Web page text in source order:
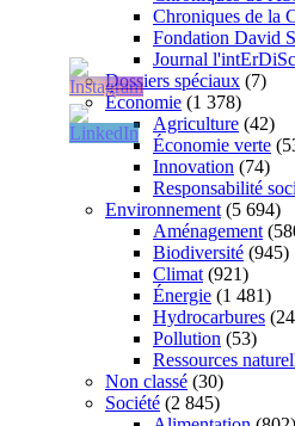
Chroniques de la
Fondation David
Journal
Dossiers spéciaux (7)
Économie (1 378)
Agriculture (42)
Économie verte
Innovation (74)
Responsabilité
Environnement (5 694)
Aménagement
Biodiversité (945)
Climat (921)
Énergie (1 481)
Hydrocarbures
Pollution (53)
Ressources
Non classé (30)
Société (2 845)